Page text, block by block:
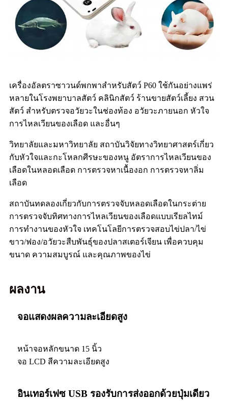
เครื่องอัลตราซาวนด์พกพาสำหรับสัตว์ P60 ใช้กันอย่างแพร่
หลายในโรงพยาบาลสัตว์ คลินิกสัตว์ ร้านขายสัตว์เลี้ยง สวน
สัตว์ สำหรับตรวจอวัยวะในช่องท้อง อวัยวะภายนอก หัวใจ
การไหลเวียนของเลือด และอื่นๆ
วิทยาลัยและมหาวิทยาลัย สถาบันวิจัยทางวิทยาศาสตร์เกี่ยว
กับหัวใจและกะโหลกศีรษะของหนู อัตราการไหลเวียนของ
เลือดในหลอดเลือด การตรวจหาเนื้องอก การตรวจหาลิ่ม
เลือด
สถาบันทดลองเกี่ยวกับการตรวจจับหลอดเลือดในกระต่าย
การตรวจจับทิศทางการไหลเวียนของเลือดแบบเรียลไทม์
การทำงานของหัวใจ เทคโนโลยีการตรวจสอบไข่ปลา/ไข่
ขาว/ฟอง/อวัยวะสืบพันธุ์ของปลาสเตอร์เจียน เพื่อควบคุม
ขนาด ความสมบูรณ์ และคุณภาพของไข่
ผลงาน
จอแสดงผลความละเอียดสูง
หน้าจอหลักขนาด 15 นิ้ว
จอ LCD สีความละเอียดสูง
อินเทอร์เฟซ USB รองรับการส่งออกด้วยปุ่มเดียว